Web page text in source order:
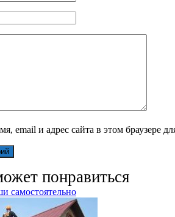
email и адрес сайта в этом браузере
понравиться
самостоятельно